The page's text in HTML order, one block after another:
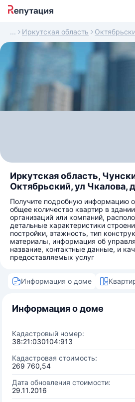
Иркутская область
Иркутская область,
Октябрьский, ул Чкалова,
Получите подробную информацию
общее количество квартир в
организаций или компаний,
детальные характеристики
постройки, этажность, тип
материалы, информация об
название, контактные данные, и
предоставляемых услуг
Информация о доме
Информация о доме
Кадастровый номер:
38:21:030104:913
Кадастровая стоимость:
269 760,54
Дата обновления стоимости:
29.11.2016